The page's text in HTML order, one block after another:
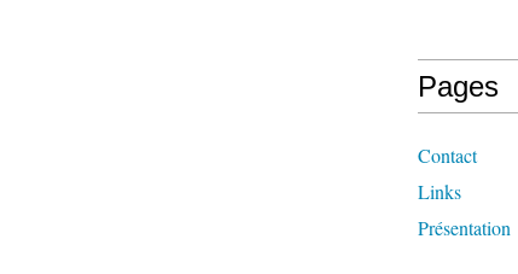
Pages
Contact
Links
Présentation